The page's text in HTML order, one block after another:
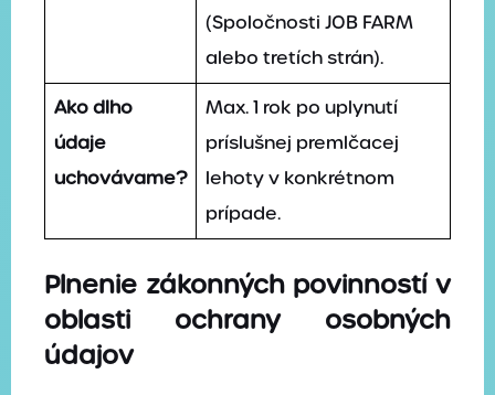
(Spoločnosti JOB FARM
alebo tretích strán).
Ako dlho
údaje
uchovávame?
Max. 1 rok po uplynutí
príslušnej premlčacej
lehoty v konkrétnom
prípade.
Plnenie zákonných povinností v
oblasti ochrany osobných
údajov